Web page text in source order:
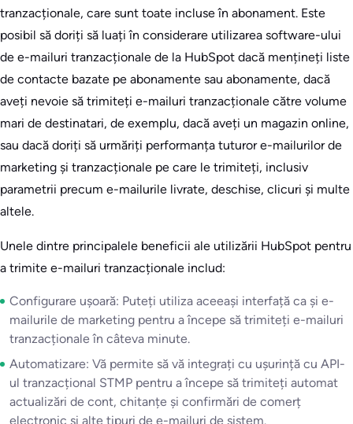
tranzacționale, care sunt toate incluse în abonament. Este
posibil să doriți să luați în considerare utilizarea software-ului
de e-mailuri tranzacționale de la HubSpot dacă mențineți liste
de contacte bazate pe abonamente sau abonamente, dacă
aveți nevoie să trimiteți e-mailuri tranzacționale către volume
mari de destinatari, de exemplu, dacă aveți un magazin online,
sau dacă doriți să urmăriți performanța tuturor e-mailurilor de
marketing și tranzacționale pe care le trimiteți, inclusiv
parametrii precum e-mailurile livrate, deschise, clicuri și multe
altele.
Unele dintre principalele beneficii ale utilizării HubSpot pentru
a trimite e-mailuri tranzacționale includ:
Configurare ușoară: Puteți utiliza aceeași interfață ca și e-
mailurile de marketing pentru a începe să trimiteți e-mailuri
tranzacționale în câteva minute.
Automatizare: Vă permite să vă integrați cu ușurință cu API-
ul tranzacțional STMP pentru a începe să trimiteți automat
actualizări de cont, chitanțe și confirmări de comerț
electronic și alte tipuri de e-mailuri de sistem.